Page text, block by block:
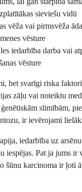
sieviešu vidū
vēža vai pirmsvēža
vēsture
iedarbība darba vai
vēsture
bet svarīgi riska
zāļu vai noteiktu
slimībām,
ir ievērojami
iedarbība uz
iespējas. Pat ja jums ir
šūnu karcinoma ir ļoti